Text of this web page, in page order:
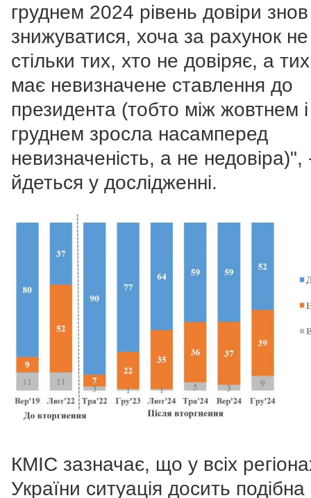
груднем 2024 рівень довіри
знижуватися, хоча за рахунок не
стільки тих, хто не довіряє, а
має невизначене ставлення до
президента (тобто між жовтнем і
груднем зросла насамперед
невизначеність, а не недовіра)",
йдеться у дослідженні.
КМІС зазначає, що у всіх
України ситуація досить подібна